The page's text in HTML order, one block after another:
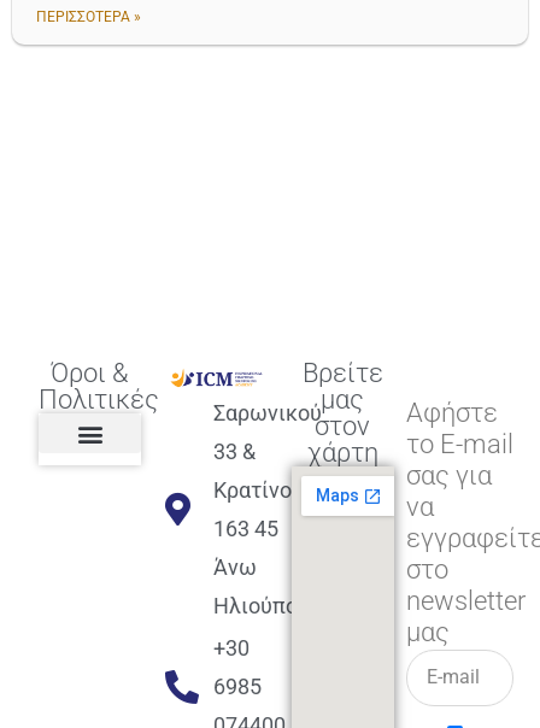
ΠΕΡΙΣΣΟΤΕΡΑ »
Όροι &
Πολιτικές
Σαρωνικού
33 &
Κρατίνου
163 45
Άνω
Ηλιούπολη
+30
6985
Βρείτε
μας
στον
χάρτη
Αφήστε
το E-mail
σας για
να
στο
newsletter
μας